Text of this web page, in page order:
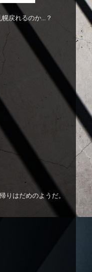
戻れるのか…？
りはだめのようだ。